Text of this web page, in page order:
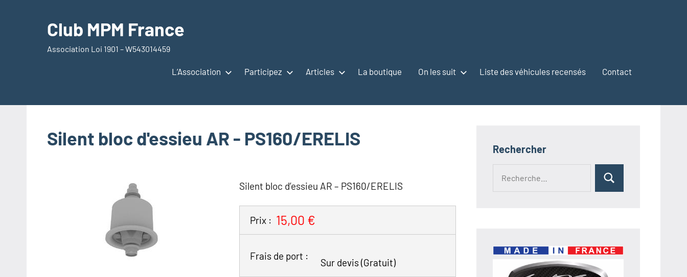
Club MPM France
Association Loi 1901 – W543014459
L’Association Participez Articles La boutique On les suit Liste des véhicules recensés Contact
Silent bloc d'essieu AR - PS160/ERELIS
Silent bloc d’essieu AR – PS160/ERELIS
Prix : 15,00 €
Frais de port :
Sur devis(Gratuit)
Rechercher
Rechercher